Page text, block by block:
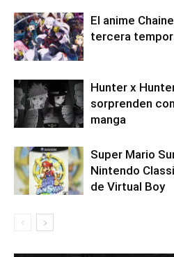
El anime
tercera
Hunter x
sorprenden
manga
Super Mario
Nintendo
de Virtual Boy